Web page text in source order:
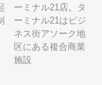
ーミナル21店。タ
ーミナル21はビジ
ネス街アソーク地
区にある複合商業
施設